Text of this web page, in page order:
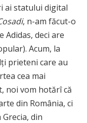
ai statului digital
, n-am făcut-o
Adidas, deci are
Acum, la
prieteni care au
cea mai
noi vom hotărî că
din România, ci
din